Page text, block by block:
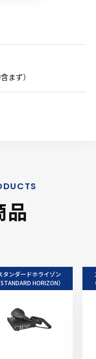
まず）
品
タンダードホライゾン
STANDARD HORIZON）